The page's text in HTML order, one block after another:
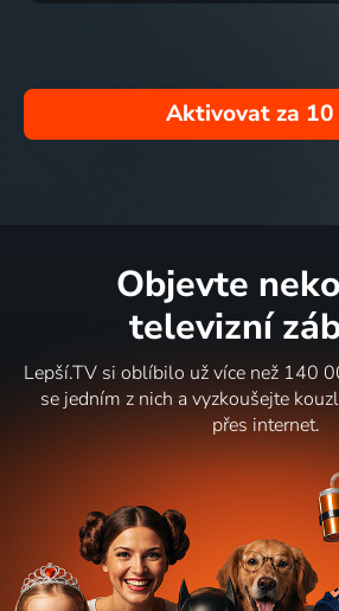
Aktivovat za 10
Objevte
televizní
Lepší.TV si oblíbilo už více než 140
se jedním z nich a vyzkoušejte
přes internet.